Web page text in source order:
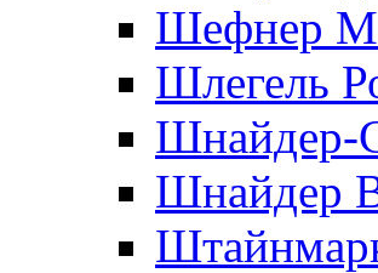
Шефнер
Шлегель
Шнайдер-
Шнайдер